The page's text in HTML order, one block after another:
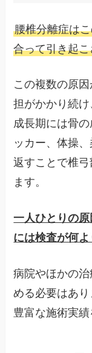
腰椎分離症は
合って引き起
この複数の原
担がかかり続
成長期には骨
ッカー、体操
返すことで椎
ます。
一人ひとりの
には検査が何
病院やほかの
める必要はあ
豊富な施術実績